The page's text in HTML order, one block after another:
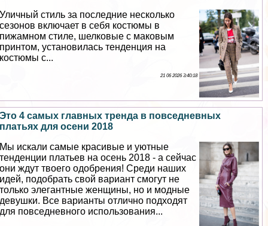
Уличный стиль за последние несколько
сезонов включает в себя костюмы в
пижамном стиле, шелковые с маковым
принтом, установилась тенденция на
костюмы с...
21 06 2026 3:40:18
Это 4 самых главных тренда в повседневных
платьях для осени 2018
Мы искали самые красивые и уютные
тенденции платьев на осень 2018 - а сейчас
они ждут твоего одобрения! Среди наших
идей, подобрать свой вариант смогут не
только элегантные женщины, но и модные
дeвyшки. Все варианты отлично подходят
для повседневного использования...